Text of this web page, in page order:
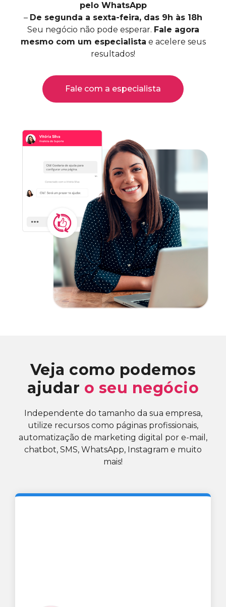
pelo WhatsApp
– De segunda a sexta-feira, das 9h às 18h
Seu negócio não pode esperar. Fale agora
mesmo com um especialista e acelere seus
resultados!
Fale com a especialista
Veja como podemos
ajudar o seu negócio
Independente do tamanho da sua empresa,
utilize recursos como páginas profissionais,
automatização de marketing digital por e-mail,
chatbot, SMS, WhatsApp, Instagram e muito
mais!